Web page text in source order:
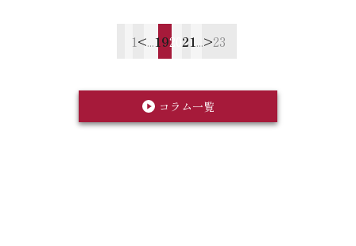
1<...1920 21...>23
コラム一覧